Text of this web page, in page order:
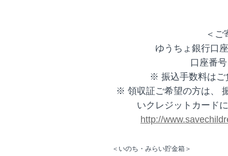
＜ご
ゆうちょ銀行口
口座番
※ 振込手数料はご
※ 領収証ご希望の方は、
いクレジットカード
http://
＜いのち・みらい貯金箱＞